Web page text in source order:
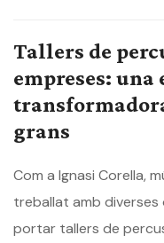
Tallers de
empreses:
grans
Com a Ignasi Corella,
treballat amb
portar tallers de